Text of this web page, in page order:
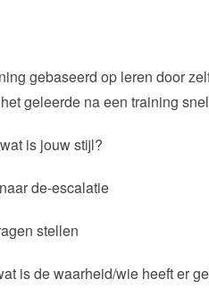
gebaseerd op leren door
geleerde na een training
is jouw stijl?
de-escalatie
stellen
is de waarheid/wie heeft er